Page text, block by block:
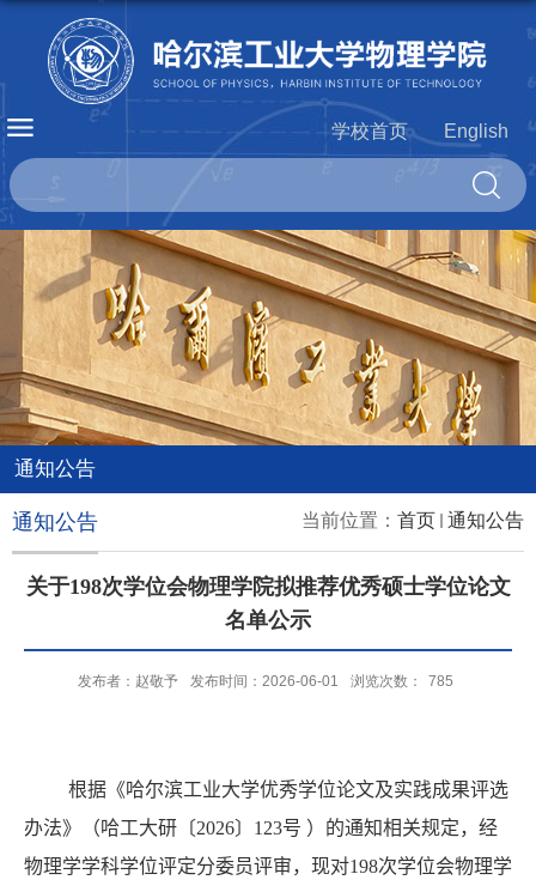
学校首页 English
通知公告
当前位置： 首页 通知公告
通知公告
关于198次学位会物理学院拟推荐优秀硕士学位论文
名单公示
发布者：赵敬予 发布时间：2026-06-01 浏览次数： 785
根据《哈尔滨工业大学优秀学位论文及实践成果评选
办法》
（哈工大研〔2026〕 123号 ） 的通知相关规定，经
物理学学科学位评定分委员评审，现对198次学位会物理学